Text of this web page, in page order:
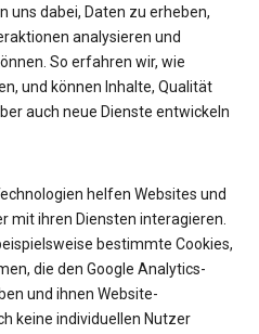
uns dabei, Daten zu erheben,
analysieren und
So erfahren wir, wie
und können Inhalte, Qualität
auch neue Dienste entwickeln
helfen Websites und
mit ihren Diensten interagieren.
bestimmte Cookies,
die den Google Analytics-
und ihnen Website-
keine individuellen Nutzer